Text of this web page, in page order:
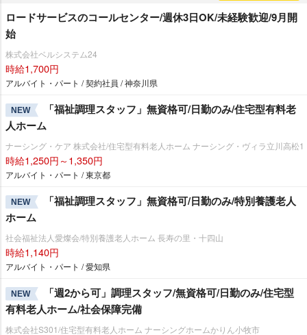
ロードサービスのコールセンター/週休3日OK/未経験歓迎/9月開
始
株式会社ベルシステム24
時給1,700円
アルバイト・パート / 契約社員 / 神奈川県
NEW
「福祉調理スタッフ」無資格可/日勤のみ/住宅型有料老
人ホーム
ナーシング・ケア 株式会社/住宅型有料老人ホーム ナーシング・ヴィラ立川高松1
時給1,250円～1,350円
アルバイト・パート / 東京都
NEW
「福祉調理スタッフ」無資格可/日勤のみ/特別養護老人
ホーム
社会福祉法人愛燦会/特別養護老人ホーム 長寿の里・十四山
時給1,140円
アルバイト・パート / 愛知県
NEW
「週2から可」調理スタッフ/無資格可/日勤のみ/住宅型
有料老人ホーム/社会保障完備
株式会社S301/住宅型有料老人ホーム ナーシングホームかりん小牧市